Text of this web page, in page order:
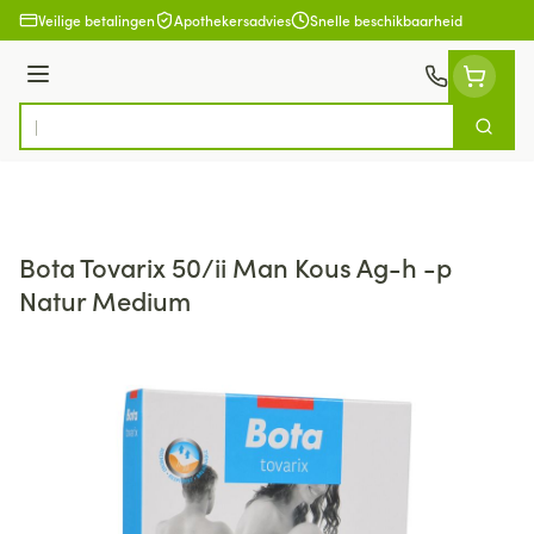
Ga naar de inhoud
Veilige betalingen Apothekersadvies Snelle beschikbaarheid
Menu
Product, merk, categorie...
Zoek
Bota Tovarix 50/ii Man Kous Ag-h -p
Natur Medium